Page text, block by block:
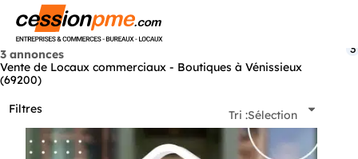
3 annonces
Vente de Locaux commerciaux - Boutiques à Vénissieux
(69200)
Filtres
3
Tri :Sélection